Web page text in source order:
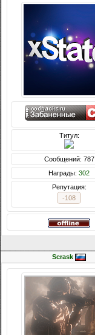
Титул:
Сообщений: 787
Награды: 302
Репутация:
-108
Scrask